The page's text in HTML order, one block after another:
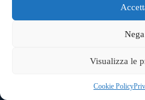
Nega
Visualizza le
Cookie Policy
Copyright © 2026
Sede operativa: Via Paisiello 110,
Partita Iva e Codice Fiscale: